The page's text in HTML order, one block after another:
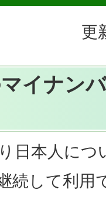
更
イナン
日本人につ
続して利用